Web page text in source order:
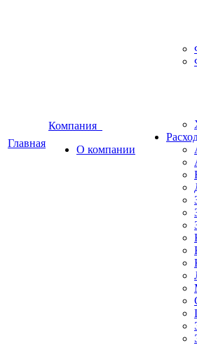
Главная
Компания
О компании